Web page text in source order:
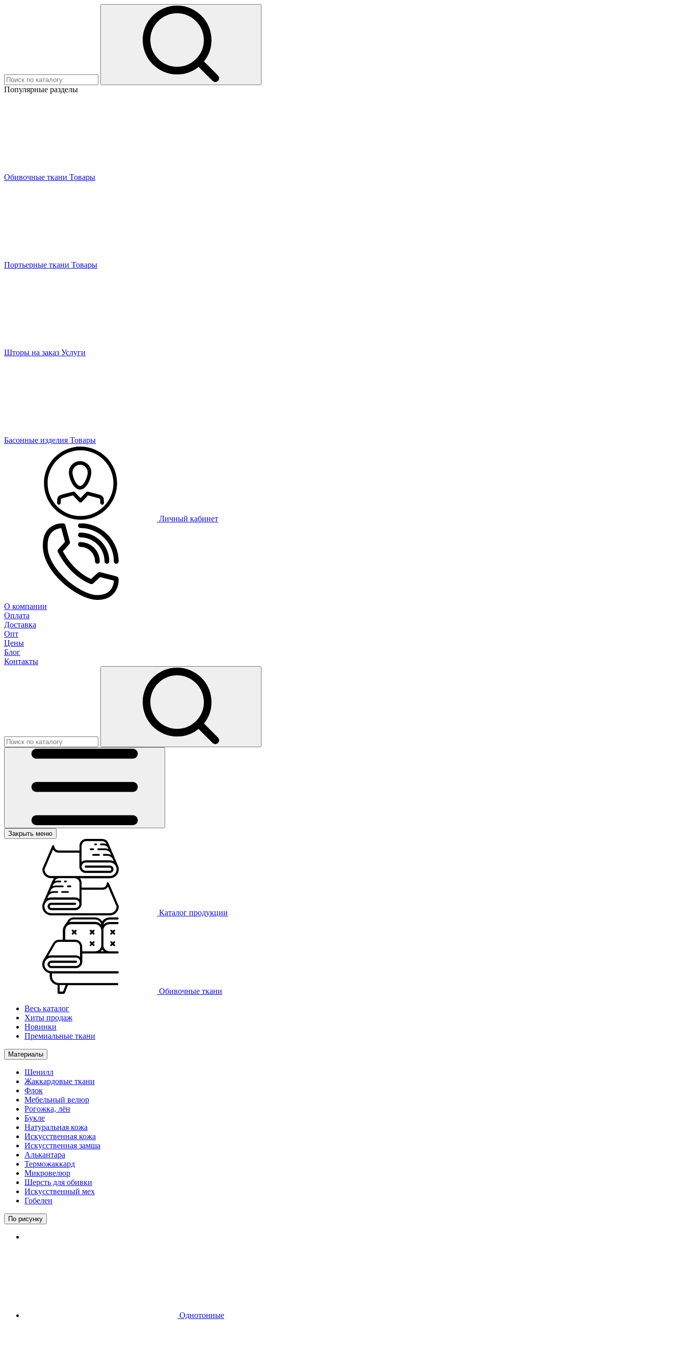
Популярные разделы
Обивочные ткани Товары
Портьерные ткани Товары
Шторы на заказ Услуги
Басонные изделия Товары
Личный кабинет
О компании
Оплата
Доставка
Опт
Цены
Блог
Контакты
Закрыть меню
Каталог продукции
Обивочные ткани
Весь каталог
Хиты продаж
Новинки
Премиальные ткани
Материалы
Шенилл
Жаккардовые ткани
Флок
Мебельный велюр
Рогожка, лён
Букле
Натуральная кожа
Искусственная кожа
Искусственная замша
Алькантара
Терможаккард
Микровелюр
Шерсть для обивки
Искусственный мех
Гобелен
По рисунку
Однотонные